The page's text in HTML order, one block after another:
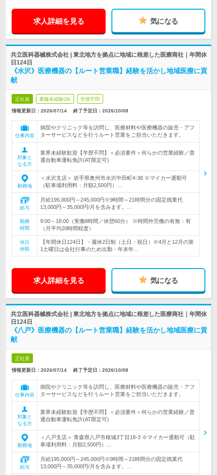
求人詳細を見る 気になる
共立医科器械株式会社 | 東北地方を拠点に地域に根差した医療商社｜年間休
日124日
《水沢》医療機器の【ルート営業職】経験を活かし地域医療に貢
献
正社員 業種未経験OK 学歴不問
情報更新日：2026/07/14 終了予定日： 2026/10/08
仕事内容
病院やクリニック等を訪問し、医療材料や医療機器の販売・アフ
ターサービスなどを行うルート営業をご担当いただきます。
対象と
なる方
業界未経験歓迎【学歴不問】＜必須要件＞何らかの営業経験／普
通自動車運転免許(AT限定可)
勤務地
＜水沢支店＞ 岩手県奥州市水沢中田町4-38 ※マイカー通勤可
（駐車場利用料：月額2,500円）…
給与
月給195,000円～245,000円※9時間～21時間分の固定残業代
13,000円～35,000円/月を含みます。…
勤務
時間
9:00～18:00（実働8時間／休憩60分） ※時間外労働の有無：有
（月平均20時間程度）
休日
休暇
【年間休日124日】・週休2日制（土日・祝日）※4月と12月の第
1土曜日は会社行事のため出勤・年末年…
求人詳細を見る 気になる
共立医科器械株式会社 | 東北地方を拠点に地域に根差した医療商社｜年間休
日124日
《八戸》医療機器の【ルート営業職】経験を活かし地域医療に貢
献
正社員
情報更新日：2026/07/14 終了予定日： 2026/10/08
仕事内容
病院やクリニック等を訪問し、医療材料や医療機器の販売・アフ
ターサービスなどを行うルート営業をご担当いただきます。
対象と
なる方
業界未経験歓迎【学歴不問】＜必須要件＞何らかの営業経験／普
通自動車運転免許(AT限定可)
勤務地
＜八戸支店＞ 青森県八戸市根城3丁目18-3 ※マイカー通勤可（駐
車場利用料：月額2,500円）…
給与
月給195,000円～245,000円※9時間～21時間分の固定残業代
13,000円～35,000円/月を含みます。…